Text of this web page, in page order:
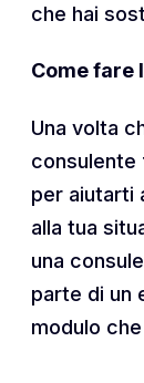
che hai
Come fare
Una volta
consulente
per aiutarti
alla tua
una
parte di un
modulo